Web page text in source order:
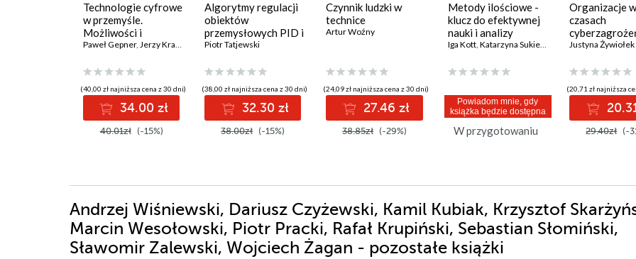
Technologie cyfrowe
w przemyśle.
Możliwości i
wyzwania
Paweł Gepner, Jerzy Krawiec
(40,00 zł najniższa cena z 30 dni)
34.00 zł
40.01zł (-15%)
Algorytmy regulacji
obiektów
przemysłowych PID i
MPC
Piotr Tatjewski
(38,00 zł najniższa cena z 30 dni)
32.30 zł
38.00zł (-15%)
Czynnik ludzki w
technice
Artur Woźny
(24,09 zł najniższa cena z 30 dni)
27.46 zł
38.85zł (-29%)
Metody ilościowe -
klucz do efektywnej
nauki i analizy
danych
Iga Kott, Katarzyna Sukiennik (red.)
Powiadom mnie, gdy
książka będzie dostępna
W przygotowaniu
Organizacje w
czasach
Wpływ AI na
informacyjne i
odporność
operacyjną
Justyna Żywiołek
(20,71 zł najniższa
29.40zł (-
Andrzej Wiśniewski, Dariusz Czyżewski, Kamil Kubiak, Krzysztof
Marcin Wesołowski, Piotr Pracki, Rafał Krupiński, Sebastian Słomiński,
Sławomir Zalewski, Wojciech Żagan - pozostałe książki